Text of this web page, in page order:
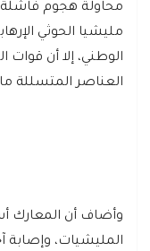
محاولة هجوم
مليشيا الحوثي
الوطني، إلا أن
العناصر المتسللة
وأضاف أن
المليشيات، وإصابة